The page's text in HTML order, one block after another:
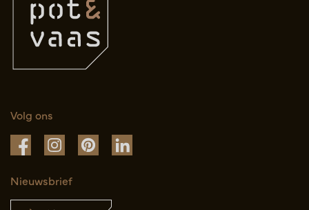
Volg ons
Nieuwsbrief